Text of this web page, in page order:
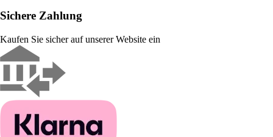
Sichere Zahlung
Kaufen Sie sicher auf unserer Website ein